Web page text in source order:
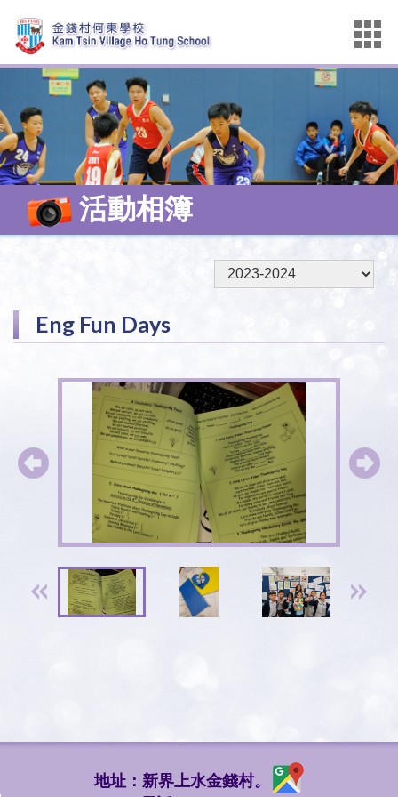
活動相簿
Eng Fun Days
地址：新界上水金錢村。